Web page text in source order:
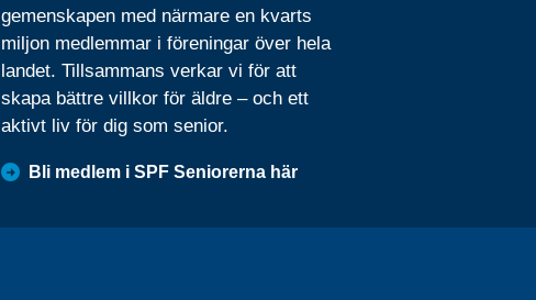
gemenskapen med närmare en kvarts
miljon medlemmar i föreningar över hela
landet. Tillsammans verkar vi för att
skapa bättre villkor för äldre – och ett
aktivt liv för dig som senior.
Bli medlem i SPF Seniorerna här